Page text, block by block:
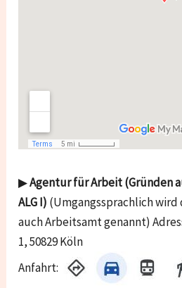
▶Agentur für Arbeit (Gründen
ALG I) (Umgangssprachlich
auch Arbeitsamt genannt)
1, 50829 Köln
Anfahrt: